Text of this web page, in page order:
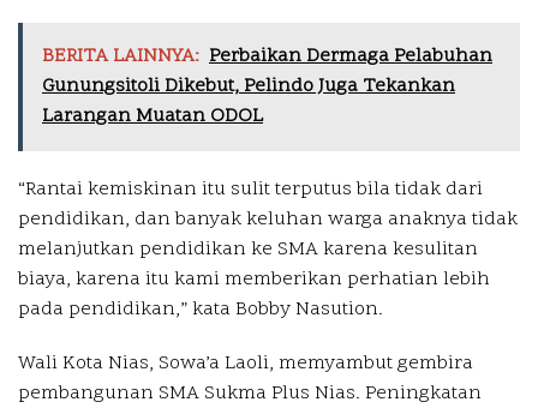
BERITA LAINNYA: Perbaikan Dermaga Pelabuhan
Gunungsitoli Dikebut, Pelindo Juga Tekankan
Larangan Muatan ODOL
“Rantai kemiskinan itu sulit terputus bila tidak dari
pendidikan, dan banyak keluhan warga anaknya tidak
melanjutkan pendidikan ke SMA karena kesulitan
biaya, karena itu kami memberikan perhatian lebih
pada pendidikan,” kata Bobby Nasution.
Wali Kota Nias, Sowa’a Laoli, memyambut gembira
pembangunan SMA Sukma Plus Nias. Peningkatan